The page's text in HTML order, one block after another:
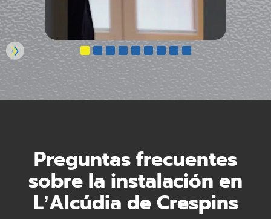
Preguntas frecuentes
sobre la instalación en
L’Alcúdia de Crespins